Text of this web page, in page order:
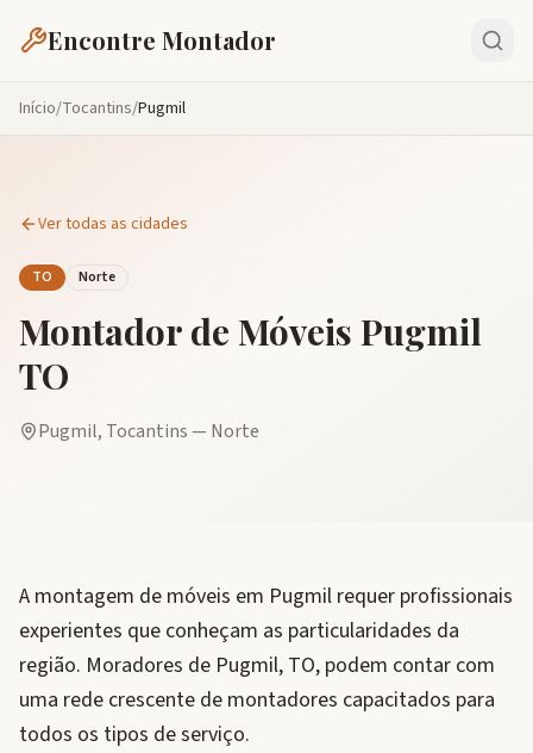
Encontre Montador
Início/Tocantins/Pugmil
Ver todas as cidades
TO Norte
Montador de Móveis Pugmil
TO
Pugmil, Tocantins— Norte
A montagem de móveis em Pugmil requer profissionais
experientes que conheçam as particularidades da
região. Moradores de Pugmil, TO, podem contar com
uma rede crescente de montadores capacitados para
todos os tipos de serviço.